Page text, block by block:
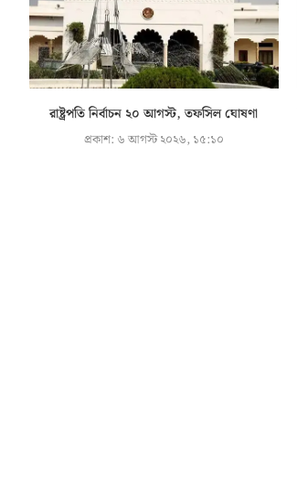
রাষ্ট্রপতি নির্বাচন ২০ আগস্ট, তফসিল ঘোষণা
প্রকাশ: ৬ আগস্ট ২০২৬, ১৫:১০